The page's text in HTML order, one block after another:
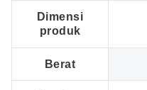
Dimensi
produk
Berat